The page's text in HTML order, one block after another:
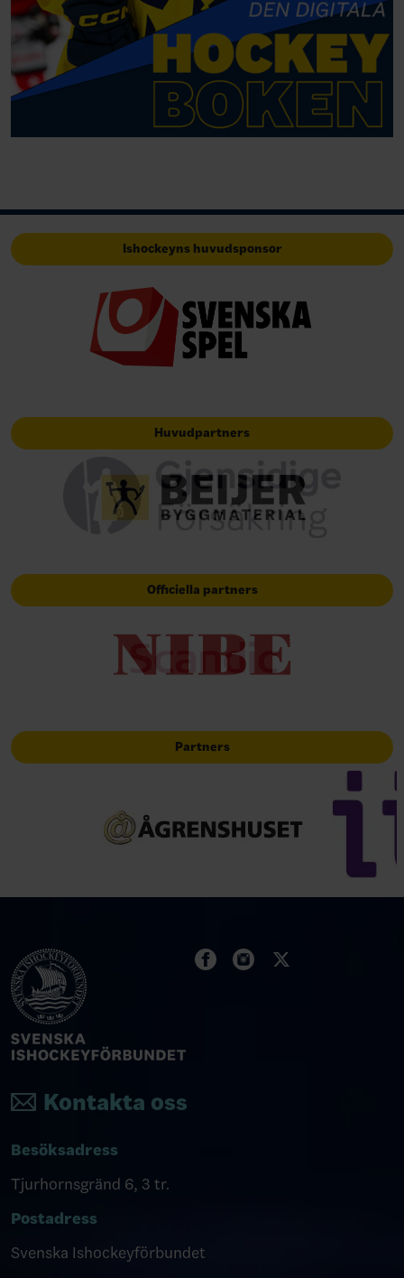
Ishockeyns huvudsponsor
Huvudpartners
Officiella partners
Partners
Kontakta oss
Besöksadress
Tjurhornsgränd 6, 3 tr.
Postadress
Svenska Ishockeyförbundet